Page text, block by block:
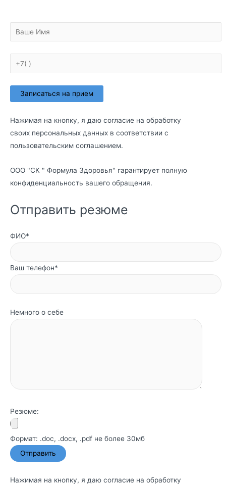
Нажимая на кнопку, я даю согласие на обработку
своих персональных данных в соответствии с
пользовательским соглашением.
ООО "СК " Формула Здоровья" гарантирует полную
конфиденциальность вашего обращения.
Отправить резюме
ФИО*
Ваш телефон*
Немного о себе
Резюме:
Формат: .doc, .docx, .pdf не более 30мб
Нажимая на кнопку, я даю согласие на обработку